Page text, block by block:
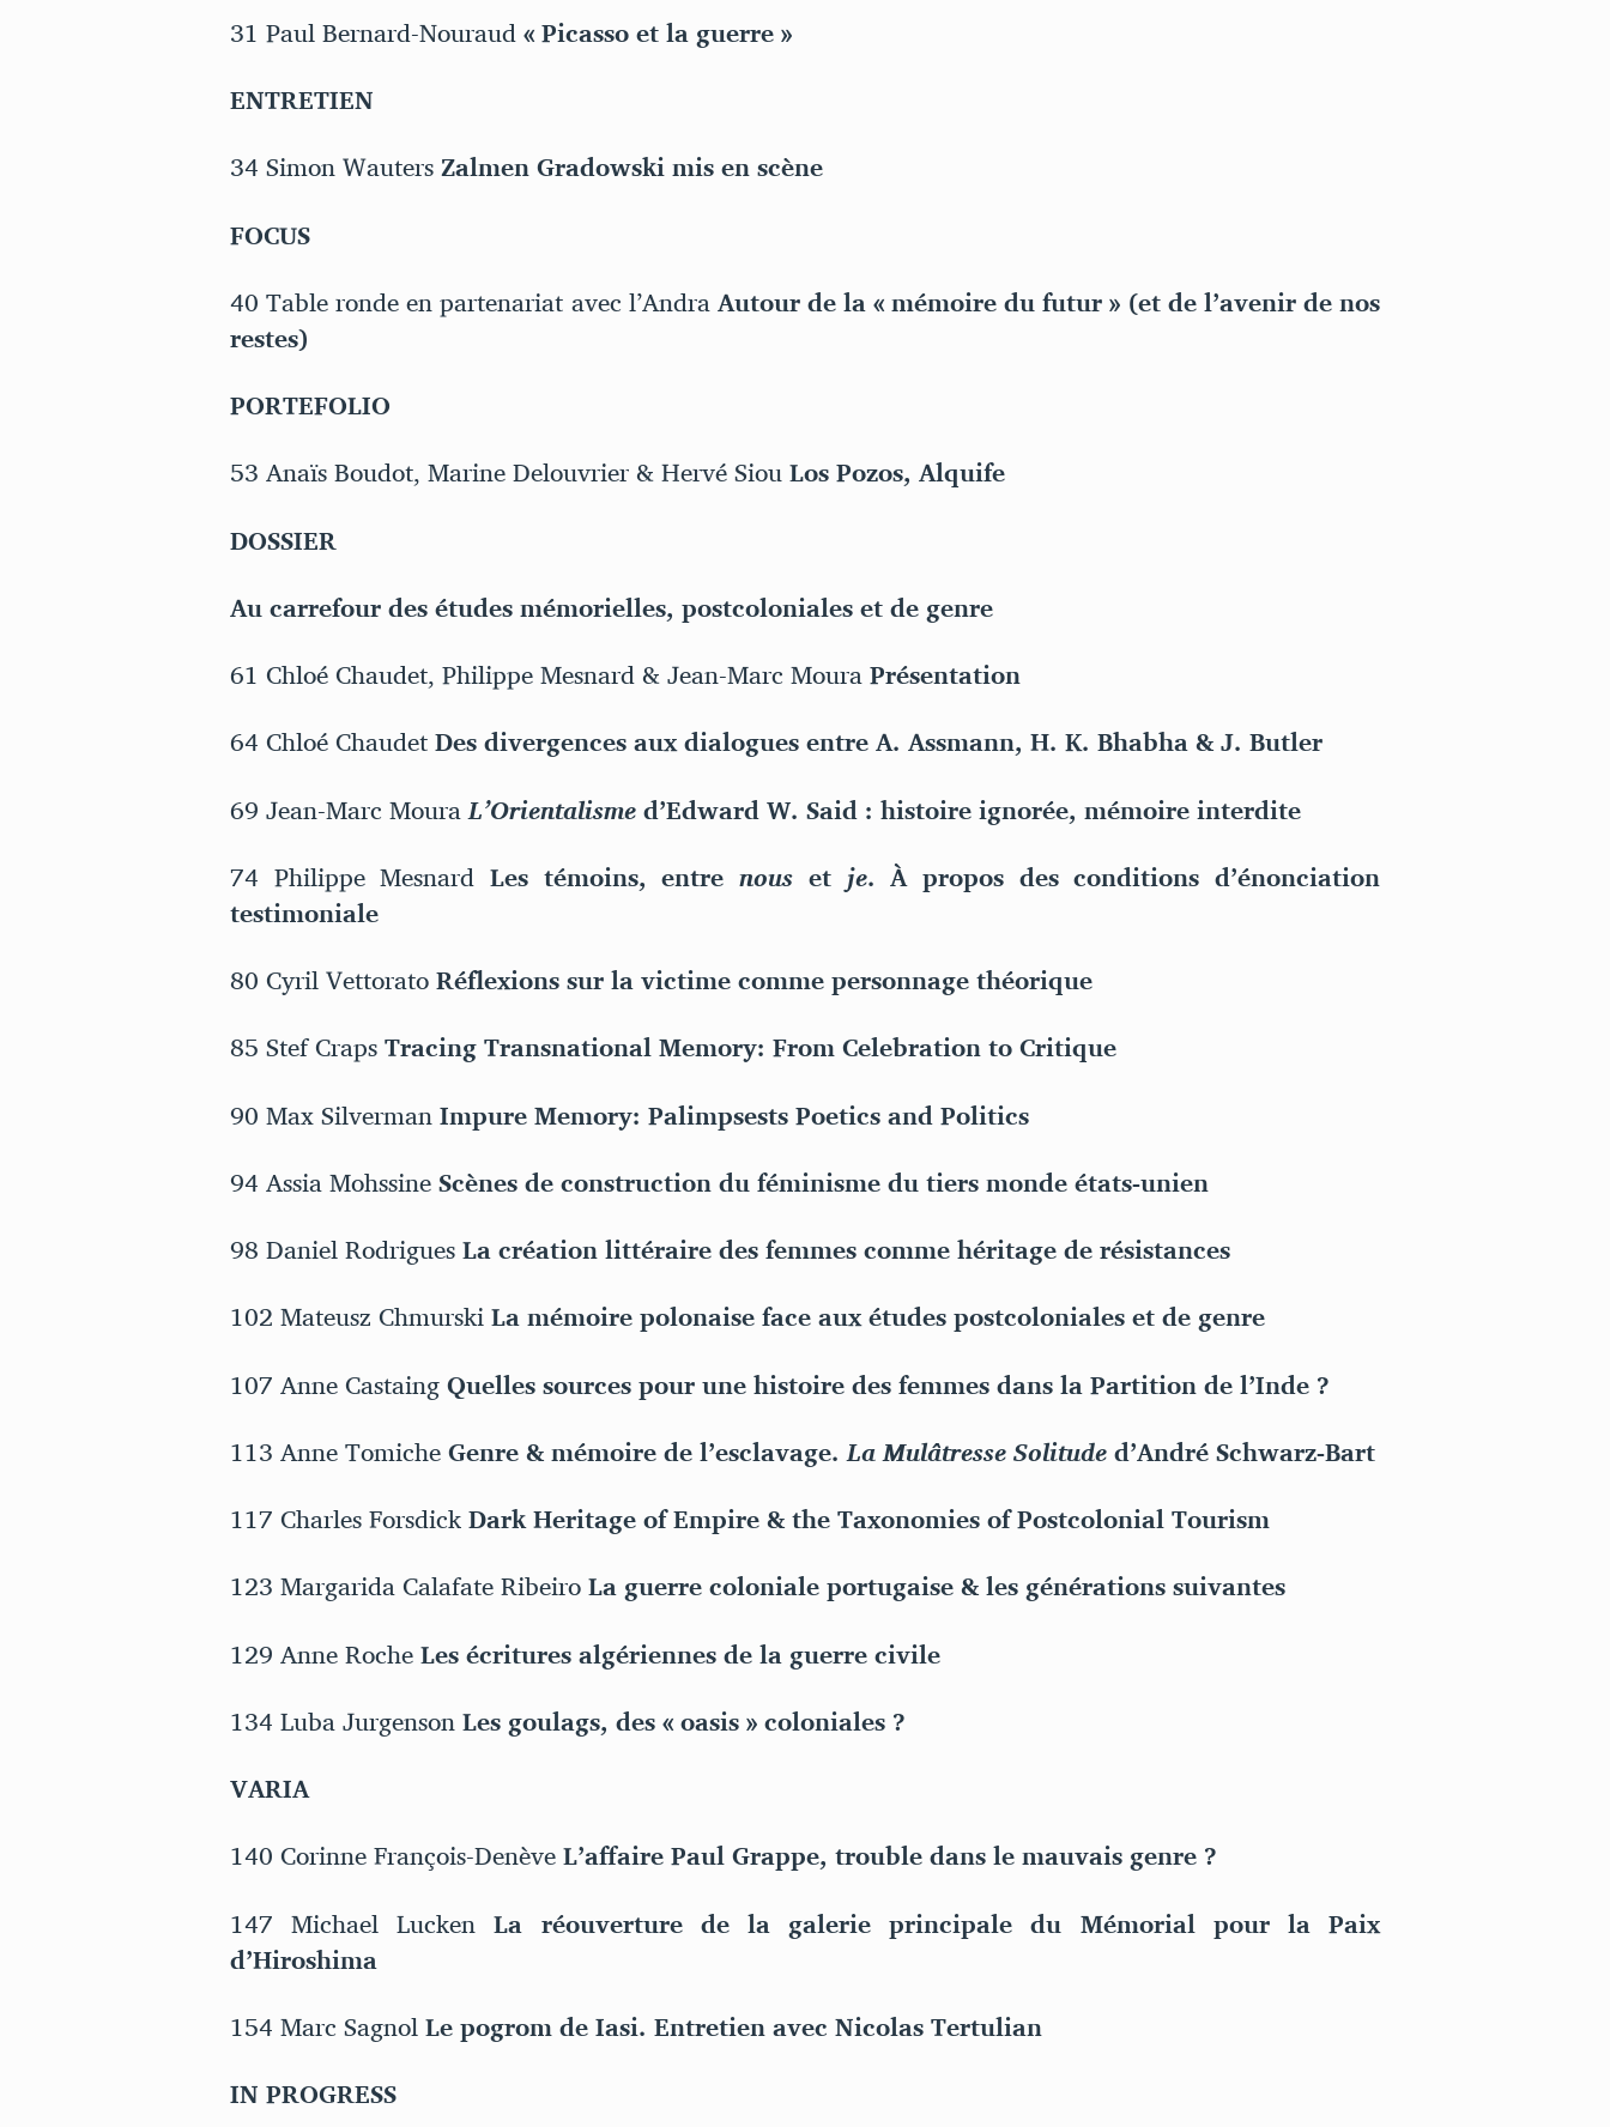
31 Paul Bernard-Nouraud« Picasso et la guerre »
ENTRETIEN
34 Simon WautersZalmen Gradowski mis en scène
FOCUS
40 Table ronde en partenariat avec l’AndraAutour de la « mémoire du futur » (et de l’avenir de nos
restes)
PORTEFOLIO
53 Anaïs Boudot, Marine Delouvrier & Hervé SiouLos Pozos, Alquife
DOSSIER
Au carrefour des études mémorielles, postcoloniales et de genre
61 Chloé Chaudet, Philippe Mesnard & Jean-Marc MouraPrésentation
64 Chloé ChaudetDes divergences aux dialogues entre A. Assmann, H. K. Bhabha & J. Butler
69 Jean-Marc MouraL’Orientalismed’Edward W. Said : histoire ignorée, mémoire interdite
74 Philippe MesnardLes témoins, entrenous etje. À propos des conditions d’énonciation
testimoniale
80 Cyril VettoratoRéflexions sur la victime comme personnage théorique
85 Stef CrapsTracing Transnational Memory: From Celebration to Critique
90 Max SilvermanImpure Memory: Palimpsests Poetics and Politics
94 Assia MohssineScènes de construction du féminisme du tiers monde états-unien
98 Daniel RodriguesLa création littéraire des femmes comme héritage de résistances
102 Mateusz ChmurskiLa mémoire polonaise face aux études postcoloniales et de genre
107 Anne CastaingQuelles sources pour une histoire des femmes dans la Partition de l’Inde ?
113 Anne TomicheGenre & mémoire de l’esclavage.La Mulâtresse Solituded’André Schwarz-Bart
117 Charles ForsdickDark Heritage of Empire & the Taxonomies of Postcolonial Tourism
123 Margarida Calafate RibeiroLa guerre coloniale portugaise & les générations suivantes
129 Anne RocheLes écritures algériennes de la guerre civile
134 Luba JurgensonLes goulags, des « oasis » coloniales ?
VARIA
140 Corinne François-DenèveL’affaire Paul Grappe, trouble dans le mauvais genre ?
147 Michael LuckenLa réouverture de la galerie principale du Mémorial pour la Paix
d’Hiroshima
154 Marc SagnolLe pogrom de Iasi. Entretien avec Nicolas Tertulian
IN PROGRESS